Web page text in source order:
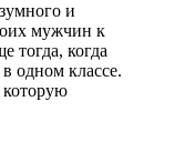
и
мужчин к
тогда, когда
одном классе.
которую